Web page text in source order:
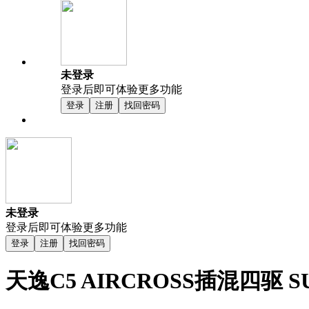
未登录
登录后即可体验更多功能
登录 注册 找回密码
未登录
登录后即可体验更多功能
登录 注册 找回密码
天逸C5 AIRCROSS插混四驱